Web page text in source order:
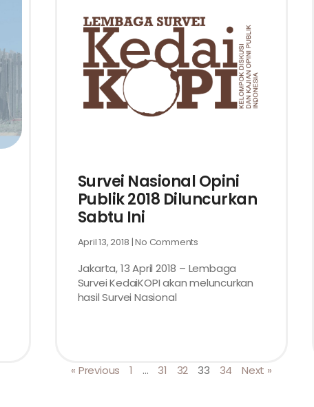
Survei Nasional Opini
Publik 2018 Diluncurkan
Sabtu Ini
April 13, 2018 No Comments
Jakarta, 13 April 2018 – Lembaga
Survei KedaiKOPI akan meluncurkan
hasil Survei Nasional
« Previous 1 … 31 32 33 34 Next »